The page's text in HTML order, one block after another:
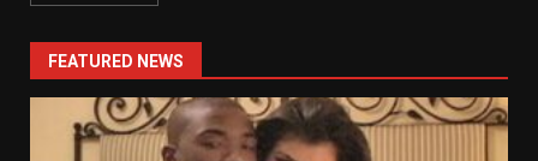
FEATURED NEWS